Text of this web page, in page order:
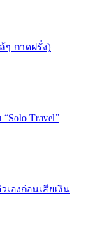
ๆ กาดฝรั่ง)
Travel”
เองก่อนเสียเงิน